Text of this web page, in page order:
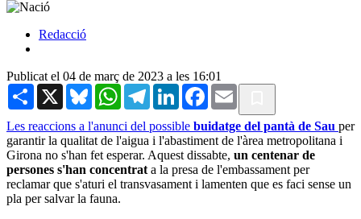
Redacció
Publicat el 04 de març de 2023 a les 16:01
Share X BlueskyWhatsAppTelegramLinkedInFacebook
Email
Les reaccions a l'anunci del possible buidatge del pantà de Sau per
garantir la qualitat de l'aigua i l'abastiment de l'àrea metropolitana i
Girona no s'han fet esperar. Aquest dissabte, un centenar de
persones s'han concentrat a la presa de l'embassament per
reclamar que s'aturi el transvasament i lamenten que es faci sense un
pla per salvar la fauna.